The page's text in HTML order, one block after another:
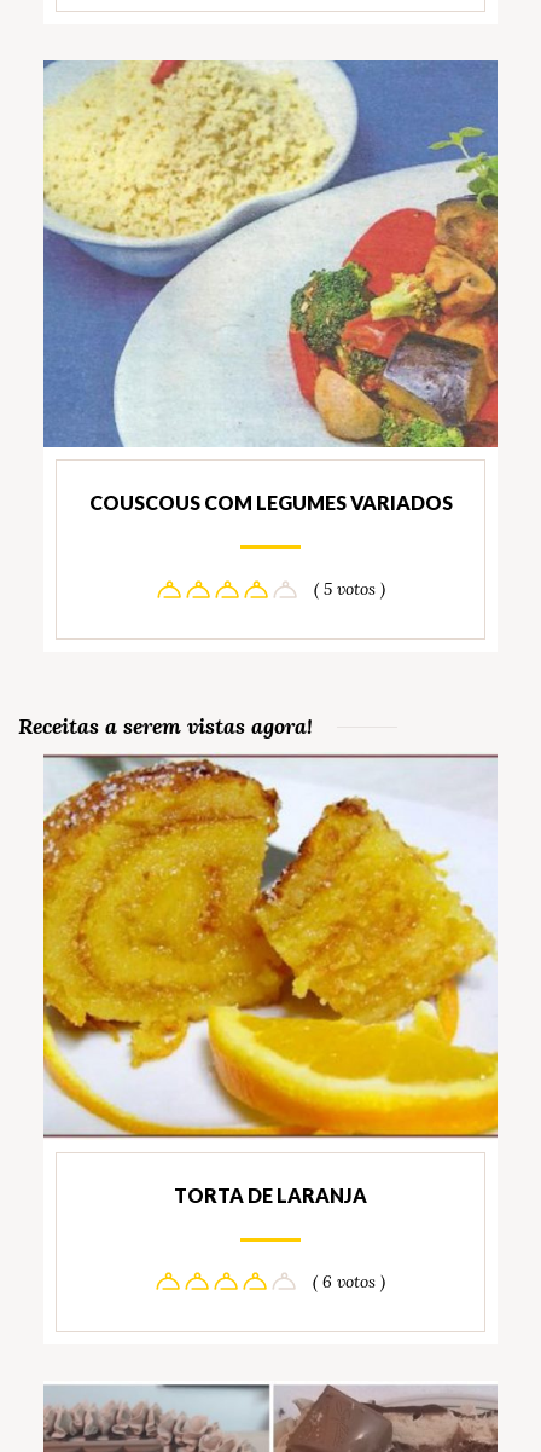
COUSCOUS COM LEGUMES VARIADOS
( 5 votos )
Receitas a serem vistas agora!
TORTA DE LARANJA
( 6 votos )